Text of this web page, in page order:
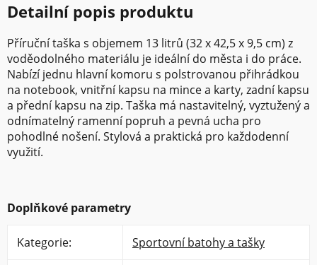
Detailní popis produktu
Příruční taška s objemem 13 litrů (32 x 42,5 x 9,5 cm) z
voděodolného materiálu je ideální do města i do práce.
Nabízí jednu hlavní komoru s polstrovanou přihrádkou
na notebook, vnitřní kapsu na mince a karty, zadní kapsu
a přední kapsu na zip. Taška má nastavitelný, vyztužený a
odnímatelný ramenní popruh a pevná ucha pro
pohodlné nošení. Stylová a praktická pro každodenní
využití.
Doplňkové parametry
Kategorie: Sportovní batohy a tašky